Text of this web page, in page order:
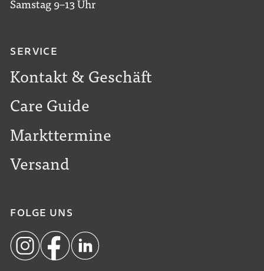
Samstag 9–13 Uhr
SERVICE
Kontakt & Geschäft
Care Guide
Markttermine
Versand
FOLGE UNS